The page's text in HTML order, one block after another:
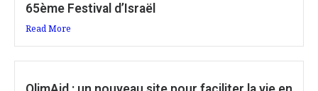
65ème Festival d’Israël
Read More